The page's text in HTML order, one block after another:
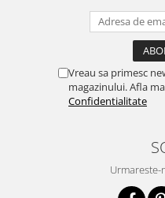
Vreau sa primesc
magazinului. Afla
Confidentialitate
Urmareste-